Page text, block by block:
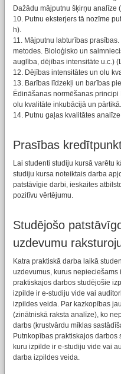
Dažādu mājputnu šķirņu analīze
10. Putnu eksterjers tā nozīme
h).
11. Mājputnu labturības
metodes. Bioloģisko un
auglība, dējības intensitāte u.c.)
12. Dējības intensitātes un olu
13. Barības līdzekļi un barības
Ēdināšanas normēšanas
olu kvalitāte inkubācijā un
14. Putnu gaļas kvalitātes analīze
Prasības
Lai studenti studiju kursā varētu
studiju kursa noteiktais darba
patstāvīgie darbi, ieskaites
pozitīvu vērtējumu.
Studējošo
uzdevumu
Katra praktiskā darba laikā
uzdevumus, kurus
praktiskajos darbos studējošie
izpilde ir e-studiju vide vai
izpildes veida. Par kazkopības
(zinātniskā raksta analīze), ko
darbs (krustvārdu mīklas
Putnkopības praktiskajos
kuru izpilde ir e-studiju vide vai
darba izpildes veida.